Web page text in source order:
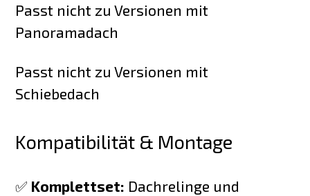
Passt nicht zu Versionen mit
Panoramadach
Passt nicht zu Versionen mit
Schiebedach
Kompatibilität & Montage
✅ Komplettset: Dachrelinge und